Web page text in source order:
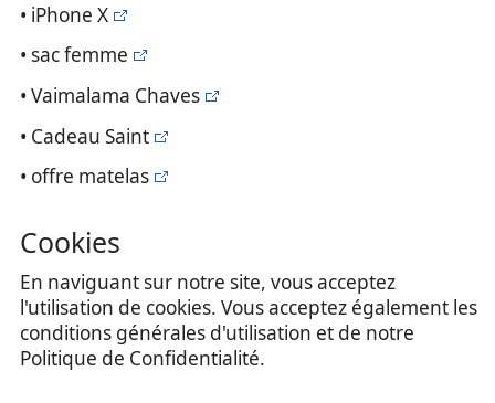
• iPhone X
• sac femme
• Vaimalama Chaves
• Cadeau Saint
• offre matelas
Cookies
En naviguant sur notre site, vous acceptez
l'utilisation de cookies. Vous acceptez également les
conditions générales d'utilisation et de notre
Politique de Confidentialité.